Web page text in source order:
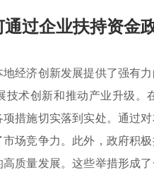
过企业扶持资金
地经济创新发展提供了强有
技术创新和推动产业升级
措施切实落到实处。通过
场竞争力。此外，政府积
质量发展。这些举措形成